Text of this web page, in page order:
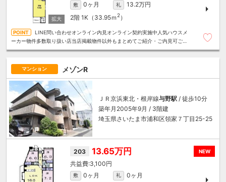
敷 0ヶ月 礼
13.2万円
2階 1K（33.95ｍ2）
LINE問い合わせオンライン内見オンライン契約実施中人気ハウスメ
ーカー物件多数取り扱い店当店掲載物件以外もまとめてご紹介・ご内見可ご予
マンション メゾンR
ＪＲ京浜東北・根岸線与野駅 / 徒歩10分
築年月2005年9月 / 3階建
埼玉県さいたま市浦和区領家７丁目25-25
NEW
203 13.65万円
3,100円
敷 0ヶ月 礼
0ヶ月